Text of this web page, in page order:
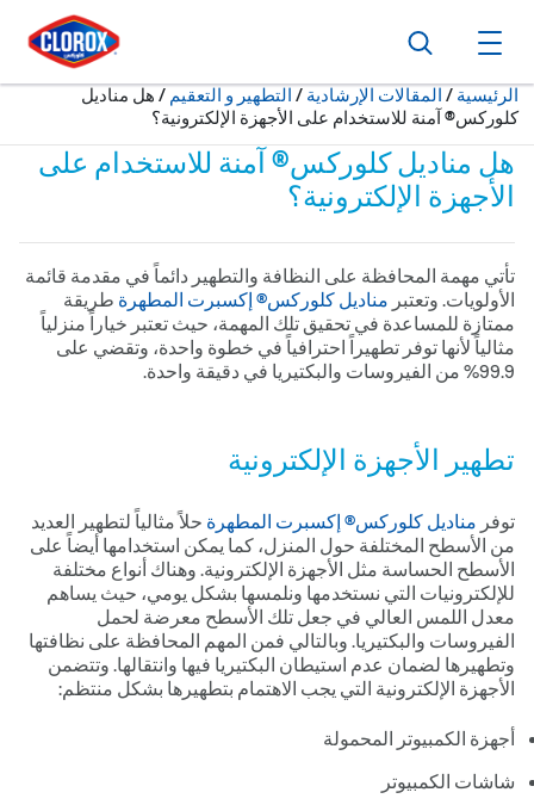
بحث
الرئيسية / المقالات الإرشادية التطهير و التعقيم حالياً:
هل مناديل
كلوركس® آمنة للاستخدام على الأجهزة الإلكترونية؟
هل مناديل كلوركس® آمنة للاستخدام على
الأجهزة الإلكترونية؟
تأتي مهمة المحافظة على النظافة والتطهير دائماً في مقدمة قائمة
الأولويات. وتعتبر مناديل كلوركس® إكسبرت المطهرة طريقة
ممتازة للمساعدة في تحقيق تلك المهمة، حيث تعتبر خياراً منزلياً
مثالياً لأنها توفر تطهيراً احترافياً في خطوة واحدة، وتقضي على
9.99% من الفيروسات والبكتيريا في دقيقة واحدة.
تطهير الأجهزة الإلكترونية
توفر مناديل كلوركس® إكسبرت المطهرة حلاً مثالياً لتطهير العديد
من الأسطح المختلفة حول المنزل، كما يمكن استخدامها أيضاً على
الأسطح الحساسة مثل الأجهزة الإلكترونية. وهناك أنواع مختلفة
للإلكترونيات التي نستخدمها ونلمسها بشكل يومي، حيث يساهم
معدل اللمس العالي في جعل تلك الأسطح معرضة لحمل
الفيروسات والبكتيريا. وبالتالي فمن المهم المحافظة على نظافتها
وتطهيرها لضمان عدم استيطان البكتيريا فيها وانتقالها. وتتضمن
الأجهزة الإلكترونية التي يجب الاهتمام بتطهيرها بشكل منتظم:
أجهزة الكمبيوتر المحمولة
شاشات الكمبيوتر